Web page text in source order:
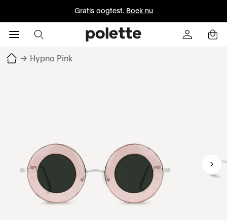
Gratis oogtest. Boek nu
→ Hypno Pink